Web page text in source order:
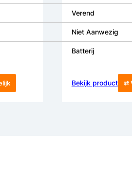
Verend
Niet Aanwezig
Batterij
Bekijk product ⇄